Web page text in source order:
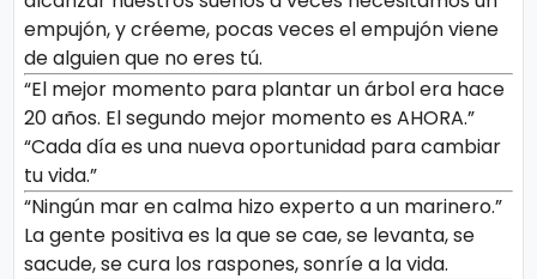
empujón, y créeme, pocas veces el empujón viene
de alguien que no eres tú.
“El mejor momento para plantar un árbol era hace
20 años. El segundo mejor momento es AHORA.”
“Cada día es una nueva oportunidad para cambiar
tu vida.”
“Ningún mar en calma hizo experto a un marinero.”
La gente positiva es la que se cae, se levanta, se
sacude, se cura los raspones, sonríe a la vida.